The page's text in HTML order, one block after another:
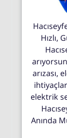
Hızlı,
arızası,
elektrik
Anında